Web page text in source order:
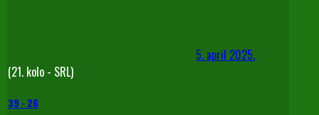
5. april 2025.
(21. kolo - SRL)
39 - 26